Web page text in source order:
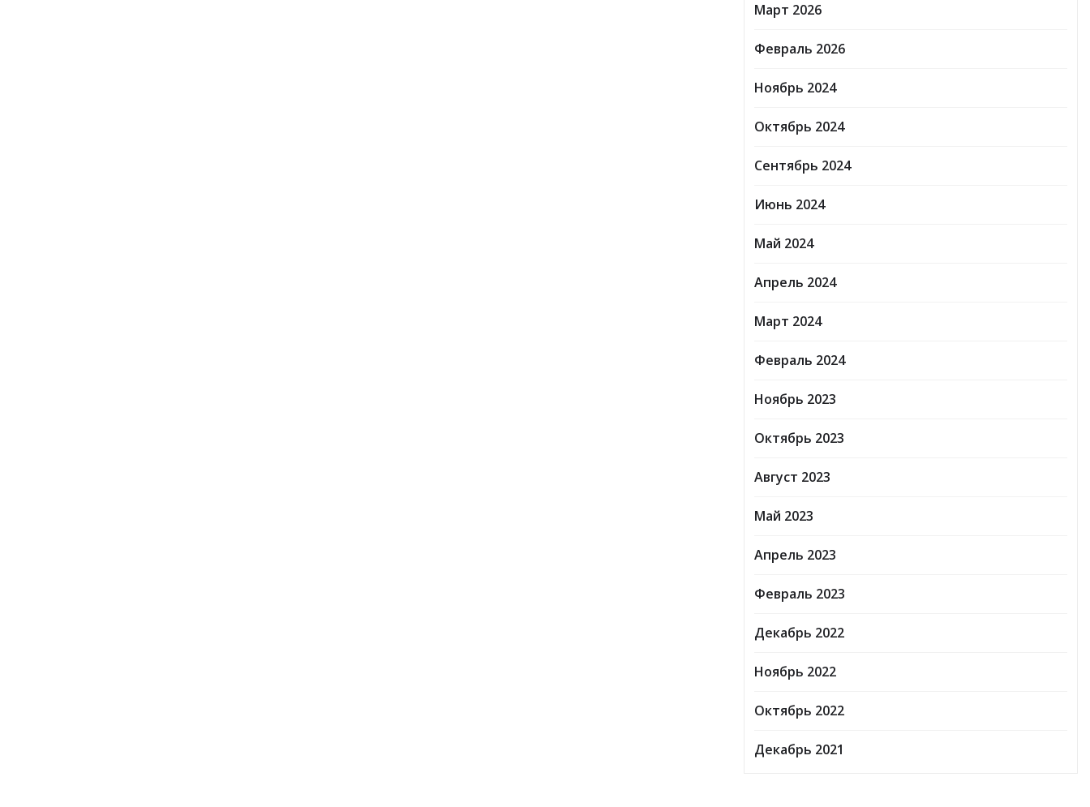
Март 2026
Февраль 2026
Ноябрь 2024
Октябрь 2024
Сентябрь 2024
Июнь 2024
Май 2024
Апрель 2024
Март 2024
Февраль 2024
Ноябрь 2023
Октябрь 2023
Август 2023
Май 2023
Апрель 2023
Февраль 2023
Декабрь 2022
Ноябрь 2022
Октябрь 2022
Декабрь 2021